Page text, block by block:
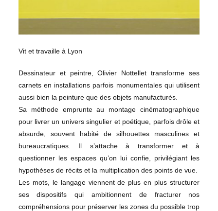
Vit et travaille à Lyon
Dessinateur et peintre, Olivier Nottellet transforme ses
carnets en installations parfois monumentales qui utilisent
aussi bien la peinture que des objets manufacturés.
Sa méthode emprunte au montage cinématographique
pour livrer un univers singulier et poétique, parfois drôle et
absurde, souvent habité de silhouettes masculines et
bureaucratiques. Il s’attache à transformer et à
questionner les espaces qu’on lui confie, privilégiant les
hypothèses de récits et la multiplication des points de vue.
Les mots, le langage viennent de plus en plus structurer
ses dispositifs qui ambitionnent de fracturer nos
compréhensions pour préserver les zones du possible trop